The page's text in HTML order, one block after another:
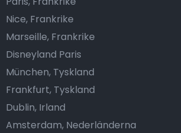
Nice, Frankrike
Marseille, Frankrike
Disneyland Paris
München, Tyskland
Frankfurt, Tyskland
Dublin, Irland
Amsterdam, Nederländerna